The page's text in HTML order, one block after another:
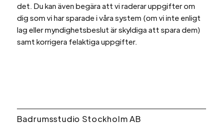
det. Du kan även begära att vi raderar uppgifter om
dig som vi har sparade i våra system (om vi inte enligt
lag eller myndighetsbeslut är skyldiga att spara dem)
samt korrigera felaktiga uppgifter.
Badrumsstudio Stockholm AB